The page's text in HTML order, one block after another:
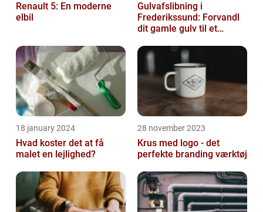
Renault 5: En moderne
elbil
Gulvafslibning i
Frederikssund: Forvandl
dit gamle gulv til et
18 january 2024
Hvad koster det at få
malet en lejlighed?
28 november 2023
Krus med logo - det
perfekte branding værktøj